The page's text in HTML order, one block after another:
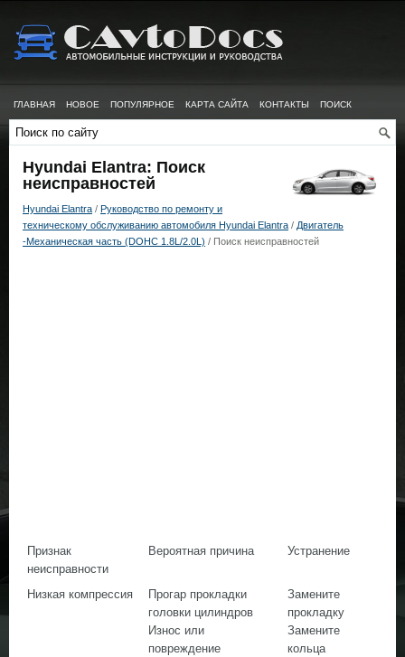
ГЛАВНАЯ НОВОЕ ПОПУЛЯРНОЕ КАРТА САЙТА КОНТАКТЫ ПОИСК
Hyundai Elantra: Поиск
неисправностей
Hyundai Elantra / Руководство по ремонту и
техническому обслуживанию автомобиля Hyundai Elantra / Двигатель
-Механическая часть (DOHC 1.8L/2.0L) / Поиск неисправностей
Признак
неисправности
Вероятная причина Устранение
Низкая компрессия
Прогар прокладки
головки цилиндров
Износ или
повреждение
Замените
прокладку
Замените
кольца